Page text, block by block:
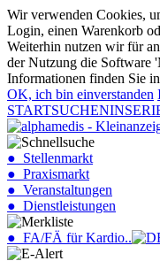
Wir verwenden Cookies,
Login, einen Warenkorb
Weiterhin nutzen wir für
der Nutzung die Software
Informationen finden Sie
OK, ich bin einverstanden
STARTSUCHEN
● Stellenmarkt
● Praxismarkt
● Veranstaltungen
● Dienstleistungen
● FA/FÄ für Kardio..